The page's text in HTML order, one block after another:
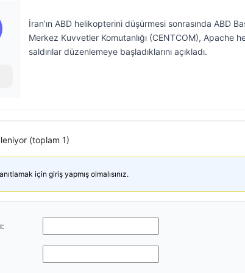
İran’ın ABD helikopterini düşürmesi sonrasında ABD
Merkez Kuvvetler Komutanlığı (CENTCOM), Apache
saldırılar düzenlemeye başladıklarını açıkladı.
(toplam 1)
için giriş yapmış olmalısınız.